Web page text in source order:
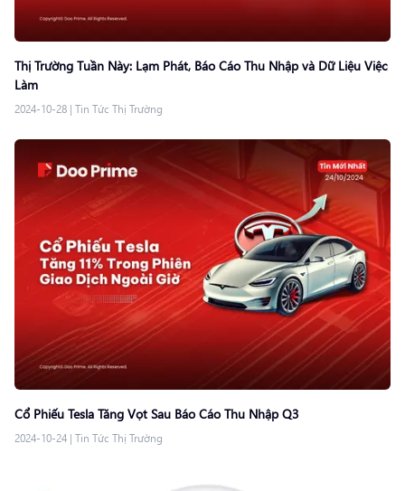
Thị Trường Tuần Này: Lạm Phát, Báo Cáo Thu Nhập và Dữ Liệu Việc
Làm
2024-10-28 | Tin Tức Thị Trường
Cổ Phiếu Tesla Tăng Vọt Sau Báo Cáo Thu Nhập Q3
2024-10-24 | Tin Tức Thị Trường